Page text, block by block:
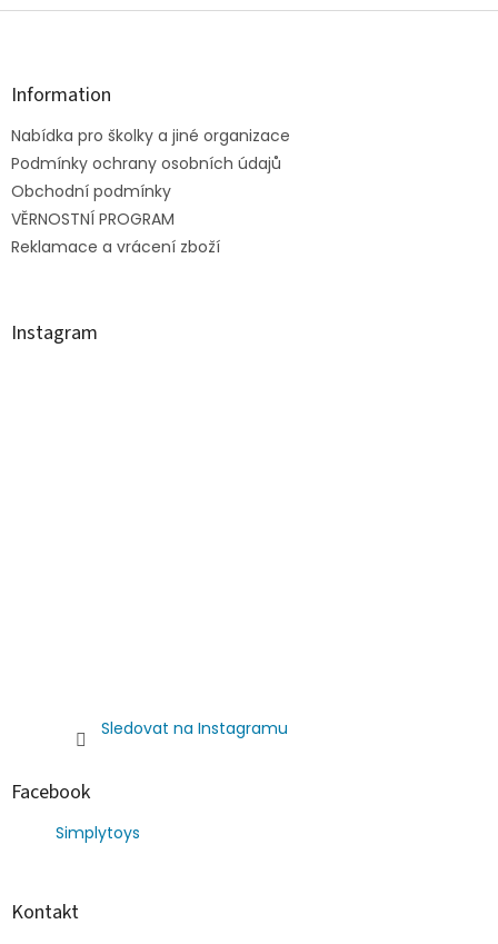
l
í
p
r
Z
Information
Nabídka pro školky a jiné organizace
Podmínky ochrany osobních údajů
Obchodní podmínky
VĚRNOSTNÍ PROGRAM
Reklamace a vrácení zboží
Instagram
Sledovat na Instagramu
Facebook
Simplytoys
Kontakt